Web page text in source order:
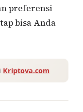
preferensi
bisa Anda
Kriptova.com